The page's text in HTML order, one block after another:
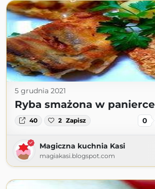
5 grudnia 2021
Ryba smażona w panierce
40 2 Zapisz 0
Magiczna kuchnia Kasi
magiakasi.blogspot.com